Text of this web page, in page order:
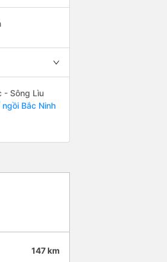
- Sông Lìu
ngồi Bắc Ninh
147 km